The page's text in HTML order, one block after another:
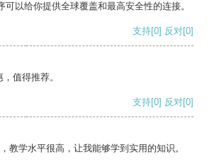
以给你提供全球覆盖和最高安全性的连接。
支持[0] 反对[0]
值得推荐。
支持[0] 反对[0]
教学水平很高，让我能够学到实用的知识。